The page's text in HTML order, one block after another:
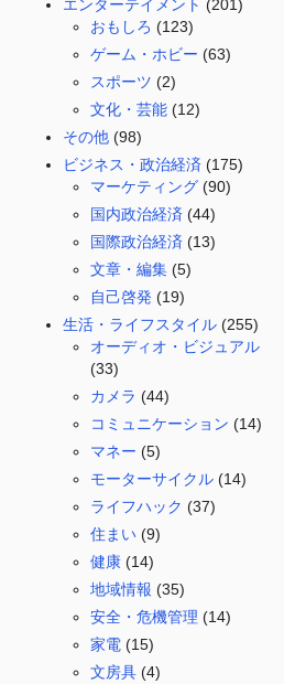
エンターテイメント (201)
おもしろ (123)
ゲーム・ホビー (63)
スポーツ (2)
文化・芸能 (12)
その他 (98)
ビジネス・政治経済 (175)
マーケティング (90)
国内政治経済 (44)
国際政治経済 (13)
文章・編集 (5)
自己啓発 (19)
生活・ライフスタイル (255)
オーディオ・ビジュアル
(33)
カメラ (44)
コミュニケーション (14)
マネー (5)
モーターサイクル (14)
ライフハック (37)
住まい (9)
健康 (14)
地域情報 (35)
安全・危機管理 (14)
家電 (15)
文房具 (4)